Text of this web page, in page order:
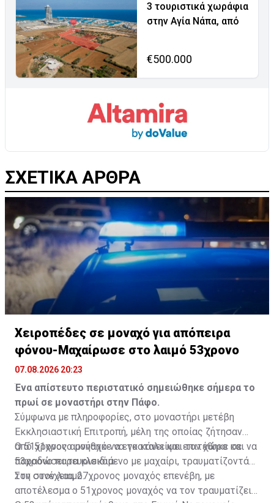
3 τουριστικά χωράφια
στην Αγία Νάπα, από
€500.000
ΣΧΕΤΙΚΑ ΑΡΘΡΑ
Χειροπέδες σε μοναχό για απόπειρα
φόνου-Μαχαίρωσε στο λαιμό 53χρονο
07.08.2026 20:23
Ένα απίστευτο περιστατικό σημειώθηκε σήμερα το
πρωί σε μοναστήρι στην Πάφο.
Σύμφωνα με πληροφορίες, στο μοναστήρι μετέβη
Εκκλησιαστική Επιτροπή, μέλη της οποίας ζήτησαν
από 51χρονο μοναχό να εγκαταλείψει τον χώρο και να
παραδώσει τα κλειδιά.
Ο 51χρονος αρνήθηκε να το κάνει και επιτέθηκε σε
53χρονο παρευρισκόμενο με μαχαίρι, τραυματίζοντάς
τον στον λαιμό.
Στη συνέχεια, 27χρονος μοναχός επενέβη, με
αποτέλεσμα ο 51χρονος μοναχός να τον τραυματίζει